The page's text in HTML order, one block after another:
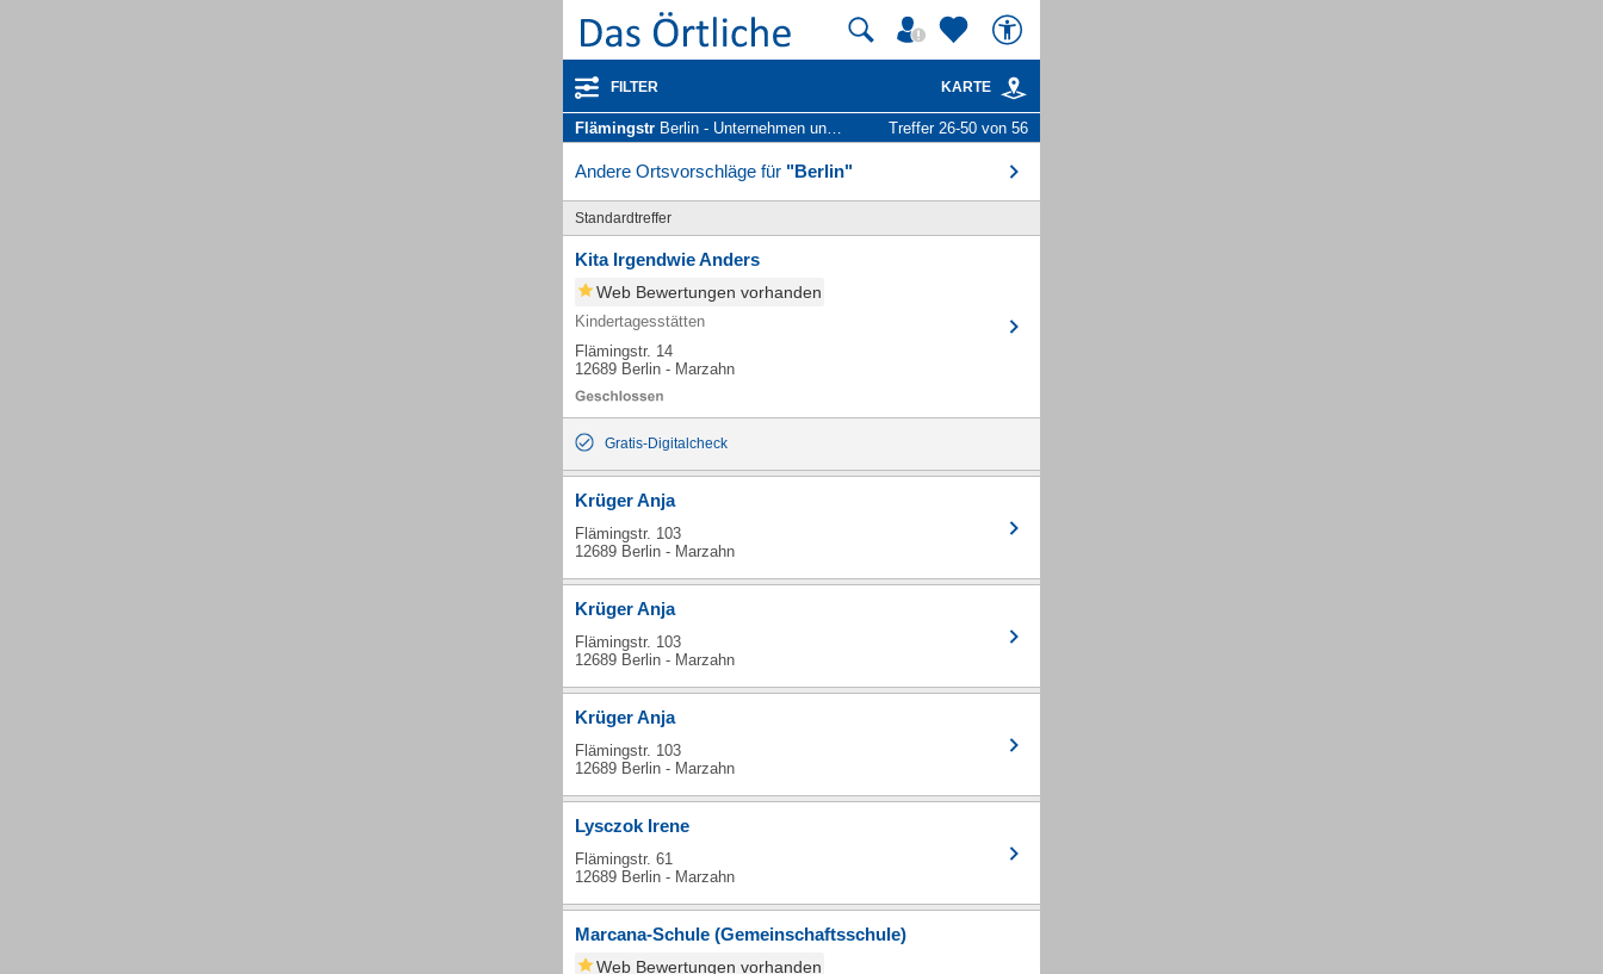
FILTER KARTE
Flämingstr Berlin - Unternehmen und Personen Treffer 26-50 von 56
Andere Ortsvorschläge für "Berlin"
Standardtreffer
Kita Irgendwie Anders
Web Bewertungen vorhanden
Kindertagesstätten
Flämingstr. 14
12689 Berlin - Marzahn
Gratis-Digitalcheck
Krüger Anja
Flämingstr. 103
12689 Berlin - Marzahn
Krüger Anja
Flämingstr. 103
12689 Berlin - Marzahn
Krüger Anja
Flämingstr. 103
12689 Berlin - Marzahn
Lysczok Irene
Flämingstr. 61
12689 Berlin - Marzahn
Marcana-Schule (Gemeinschaftsschule)
Web Bewertungen vorhanden